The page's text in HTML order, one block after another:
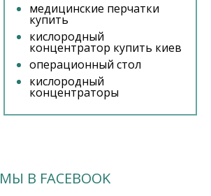
медицинские перчатки
купить
кислородный
концентратор купить киев
операционный стол
кислородный
концентраторы
МЫ В FACEBOOK